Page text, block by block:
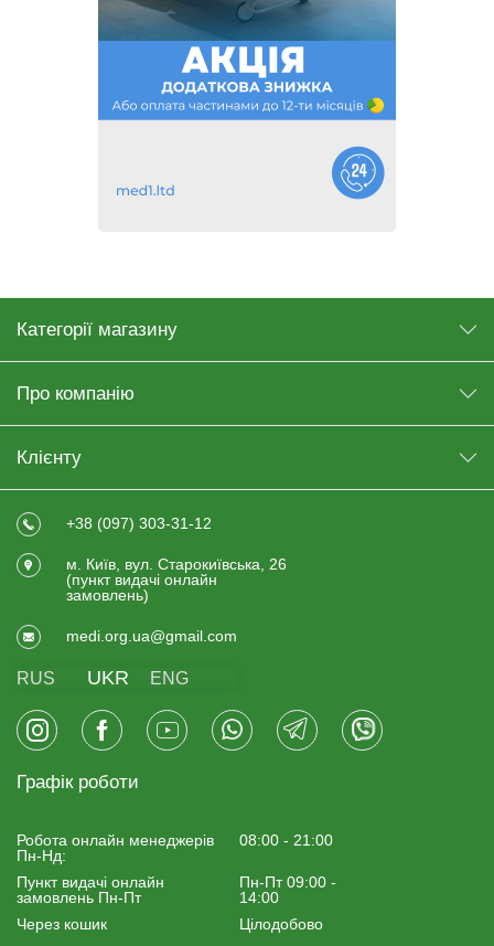
Категорії магазину
Про компанію
Клієнту
+38 (097) 303-31-12
м. Київ, вул. Старокиївська, 26
(пункт видачi онлайн
замовлень)
medi.org.ua@gmail.com
RUS UKR ENG
Графік роботи
Робота онлайн менеджерiв
Пн-Нд:
08:00 - 21:00
Пункт видачі онлайн
замовлень Пн-Пт
Пн-Пт 09:00 -
14:00
Через кошик
Цілодобово